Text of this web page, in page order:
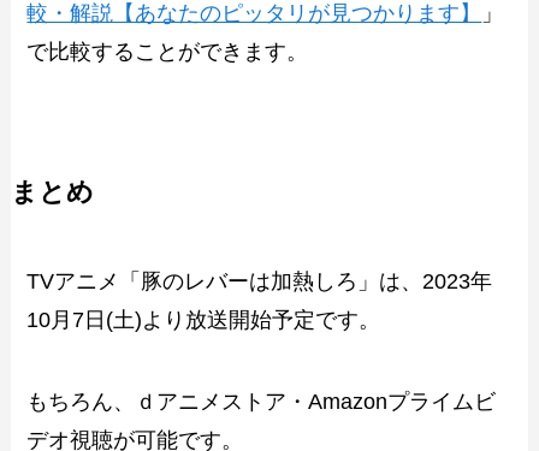
較・解説【あなたのピッタリが見つかります】
」
で比較することができます。
まとめ
TVアニメ「豚のレバーは加熱しろ」は、2023年
10月7日(土)より放送開始予定です。
もちろん、ｄアニメストア・Amazonプライムビ
デオ視聴が可能です。